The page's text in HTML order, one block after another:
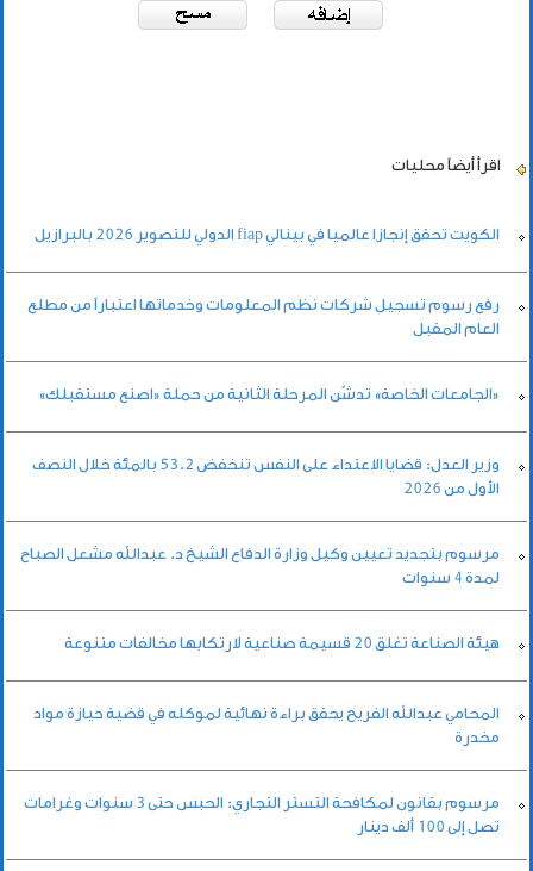
اقرأ أيضاً محليات
الكويت تحقق إنجازا عالميا في بينالي fiap الدولي للتصوير 2026 بالبرازيل
رفع رسوم تسجيل شركات نظم المعلومات وخدماتها اعتباراً من مطلع
العام المقبل
«الجامعات الخاصة» تدشّن المرحلة الثانية من حملة «اصنع مستقبلك»
وزير العدل: قضايا الاعتداء على النفس تنخفض 53.2 بالمئة خلال النصف
الأول من 2026
مرسوم بتجديد تعيين وكيل وزارة الدفاع الشيخ د. عبدالله مشعل الصباح
لمدة 4 سنوات
هيئة الصناعة تغلق 20 قسيمة صناعية لارتكابها مخالفات متنوعة
المحامي عبدالله الفريح يحقق براءة نهائية لموكله في قضية حيازة مواد
مخدرة
مرسوم بقانون لمكافحة التستر التجاري: الحبس حتى 3 سنوات وغرامات
تصل إلى 100 ألف دينار